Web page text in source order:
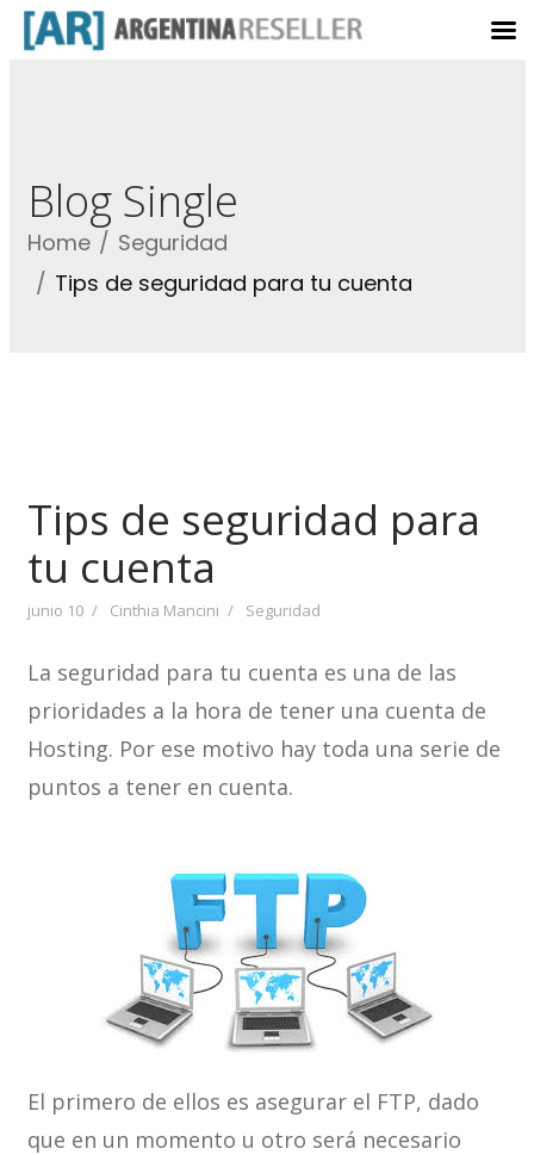
Blog Single
Home
Seguridad
Tips de seguridad para tu cuenta
Tips de seguridad para
tu cuenta
junio 10 Cinthia Mancini Seguridad
La seguridad para tu cuenta es una de las
prioridades a la hora de tener una cuenta de
Hosting. Por ese motivo hay toda una serie de
puntos a tener en cuenta.
El primero de ellos es asegurar el FTP, dado
que en un momento u otro será necesario